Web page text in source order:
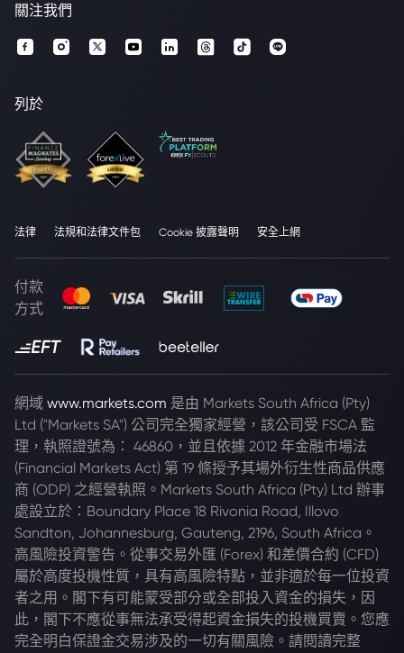
關注我們
列於
法律 法規和法律文件包 Cookie 披露聲明 安全上網
付款
方式
網域 www.markets.com 是由 Markets South Africa (Pty)
Ltd ("Markets SA") 公司完全獨家經營，該公司受 FSCA 監
理，執照證號為： 46860，並且依據 2012 年金融市場法
(Financial Markets Act) 第 19 條授予其場外衍生性商品供應
商 (ODP) 之經營執照。Markets South Africa (Pty) Ltd 辦事
處設立於：Boundary Place 18 Rivonia Road, Illovo
Sandton, Johannesburg, Gauteng, 2196, South Africa。
高風險投資警告。從事交易外匯 (Forex) 和差價合約 (CFD)
屬於高度投機性質，具有高風險特點，並非適於每一位投資
者之用。閣下有可能蒙受部分或全部投入資金的損失，因
此，閣下不應從事無法承受得起資金損失的投機買賣。您應
完全明白保證金交易涉及的一切有關風險。請閱讀完整